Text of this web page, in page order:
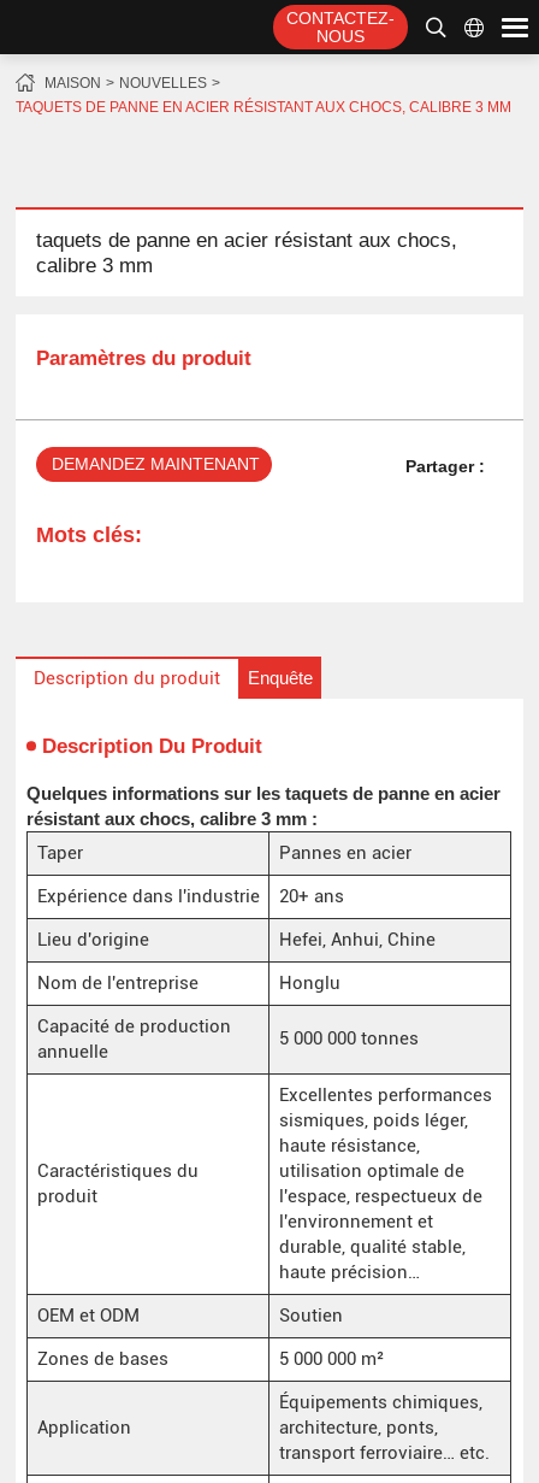
CONTACTEZ-
NOUS
MAISON
NOUVELLES
TAQUETS DE PANNE EN ACIER RÉSISTANT AUX CHOCS, CALIBRE 3 MM
taquets de panne en acier résistant aux chocs,
calibre 3 mm
Paramètres du produit
DEMANDEZ MAINTENANT Partager :
Mots clés:
Description du produit Enquête
Description Du Produit
Quelques informations sur les taquets de panne en acier
résistant aux chocs, calibre 3 mm :
Taper
Pannes en acier
Expérience dans l'industrie
20+ ans
Lieu d'origine
Hefei, Anhui, Chine
Nom de l'entreprise
Honglu
Capacité de production
annuelle
5 000 000 tonnes
Caractéristiques du
produit
Excellentes performances
sismiques, poids léger,
haute résistance,
utilisation optimale de
l'espace, respectueux de
l'environnement et
durable, qualité stable,
haute précision…
OEM et ODM
Soutien
Zones de bases
5 000 000 m²
Application
Équipements chimiques,
architecture, ponts,
transport ferroviaire… etc.